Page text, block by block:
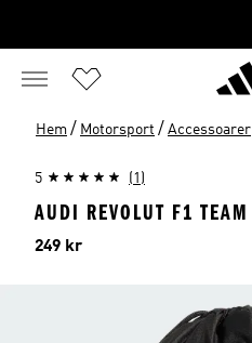
Hem / Motorsport / Accessoarer
5 (1)
AUDI REVOLUT F1
Pris
249 kr